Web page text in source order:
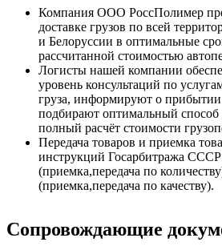
Компания ООО РоссПолимер
доставке грузов по всей
и Белоруссии в оптимальные
рассчитанной стоимостью
Логисты нашей компании
уровень консультаций по
груза, информируют о прибытии
подбирают оптимальный способ
полный расчёт стоимости
Передача товаров и приемка
инструкций Госарбитража
(приемка,передача по
(приемка,передача по качеству).
Сопровождающие